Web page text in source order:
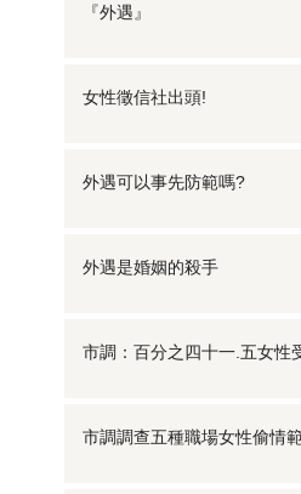
『外遇』
女性徵信社出頭!
外遇可以事先防範嗎?
外遇是婚姻的殺手
市調：百分之四十一.五女性
市調調查五種職場女性偷情